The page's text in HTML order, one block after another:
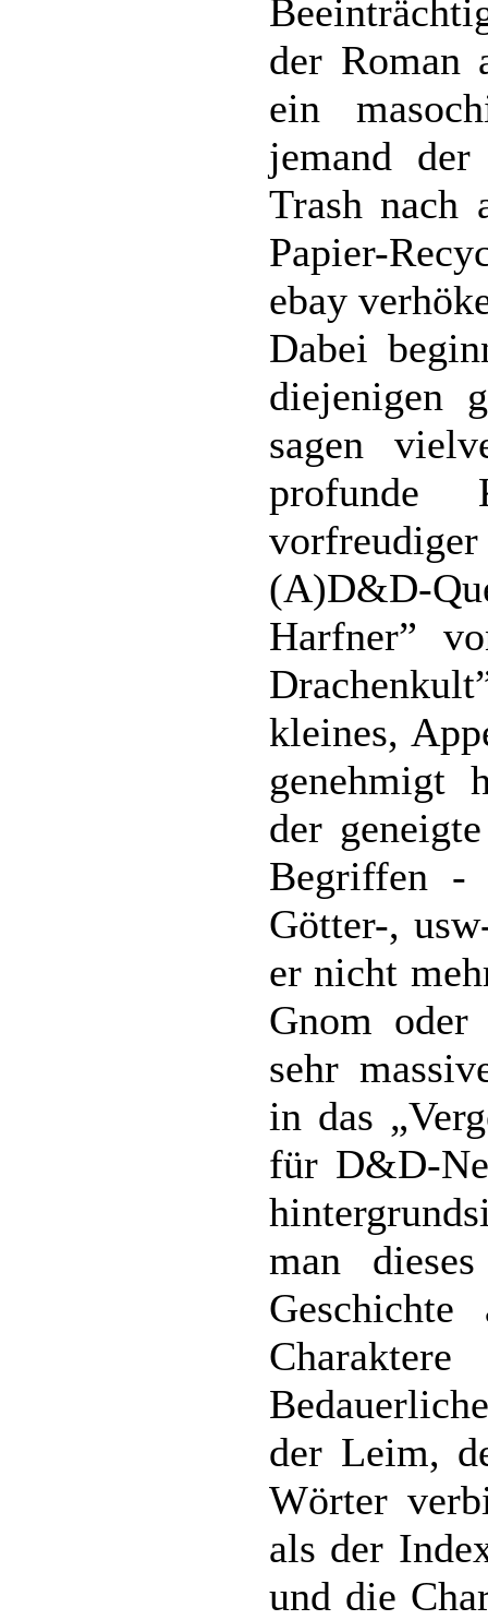
der Roman
ein
jemand
Trash nach
Papier-
ebay
Dabei
diejenigen
sagen
(A)D&D-
Harfner”
kleines,
genehmigt
der
Begriffen -
Götter-,
er nicht
Gnom
sehr
in das
für D&D-
man
der Leim,
Wörter
als der
und die